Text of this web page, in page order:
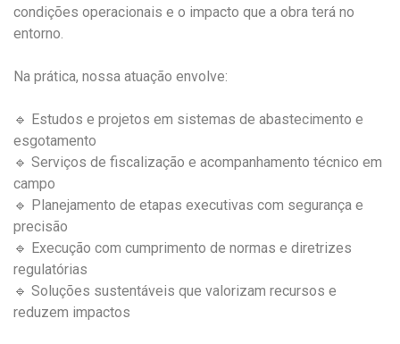
condições operacionais e o impacto que a obra terá no
entorno.
Na prática, nossa atuação envolve:
🔹 Estudos e projetos em sistemas de abastecimento e
esgotamento
🔹 Serviços de fiscalização e acompanhamento técnico em
campo
🔹 Planejamento de etapas executivas com segurança e
precisão
🔹 Execução com cumprimento de normas e diretrizes
regulatórias
🔹 Soluções sustentáveis que valorizam recursos e
reduzem impactos